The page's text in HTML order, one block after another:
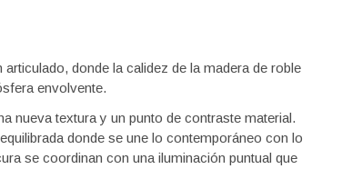
donde la calidez de la madera de roble
envolvente.
nueva textura y un punto de contraste material.
donde se une lo contemporáneo con lo
se coordinan con una iluminación puntual que